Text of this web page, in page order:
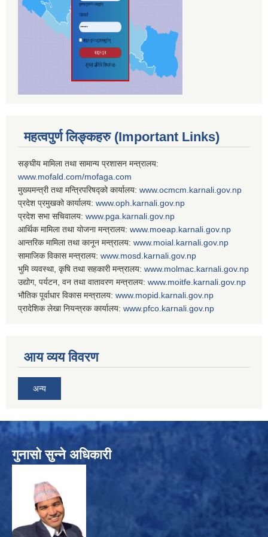
महत्वपुर्ण लिङ्कहरु (Important Links)
सङ्घीय मामिला तथा सामान्य प्रशासन मन्त्रालय:
www.mofald.com/mofaga.com
मुख्यमन्त्री तथा मन्त्रिपरिषद्को कार्यालय: www.ocmcm.karnali.gov.np
प्रदेश प्रमुखको कार्यालय: www.oph.karnali.gov.np
प्रदेश सभा सचिवालय: www. pga.karnali.gov.np
आर्थिक मामिला तथा योजना मन्त्रालय: www. moeap.karnali.gov.np
आन्तरिक मामिला तथा कानून मन्त्रालय: www. moial.karnali.gov.np
सामाजिक विकास मन्त्रालय: www. mosd.karnali.gov.np
भुमि व्यवस्था, कृषि तथा सहकारी मन्त्रालय: www. molmac.karnali.gov.np
उद्योग, पर्यटन, वन तथा वातावरण मन्त्रालय: www. moitfe.karnali.gov.np
भौतिक पूर्वाधार विकास मन्त्रालय: www. mopid.karnali.gov.np
प्रादेशिक लेखा नियन्त्रक कार्यालय: www. pfco.karnali.gov.np
आय व्यय विवरण
अन्य
गुनासो सुन्ने अधिकारी